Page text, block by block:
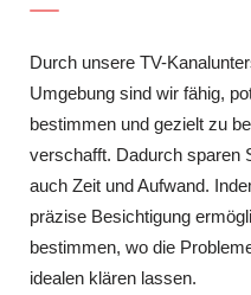
Durch unsere TV-
Umgebung sind wir fähig,
bestimmen und gezielt zu
verschafft. Dadurch sparen
auch Zeit und Aufwand.
präzise Besichtigung
bestimmen, wo die
idealen klären lassen.